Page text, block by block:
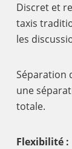
Discret et
taxis
les
Séparation
une
totale.
Flexibilité :